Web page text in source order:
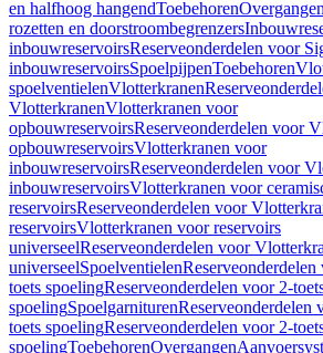
en halfhoog hangendToebehorenOvergangen
rozetten en doorstroombegrenzers
inbouwreservoirsReserveonderdelen voor
inbouwreservoirsSpoelpijpenToebehoren
spoelventielenVlotterkranen
VlotterkranenVlotterkranen voor
opbouwreservoirsReserveonderdelen voor
opbouwreservoirsVlotterkranen voor
inbouwreservoirsReserveonderdelen voor
inbouwreservoirsVlotterkranen voor
reservoirsReserveonderdelen voor
reservoirsVlotterkranen voor reservoirs
universeelReserveonderdelen voor
universeelSpoelventielen
toets spoelingReserveonderdelen voor 2-
spoelingSpoelgarniturenReserveonderdelen
toets spoelingReserveonderdelen voor 2-
spoelingToebehorenOvergangen